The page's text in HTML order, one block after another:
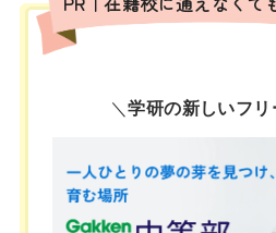
＼学研の新しいフ